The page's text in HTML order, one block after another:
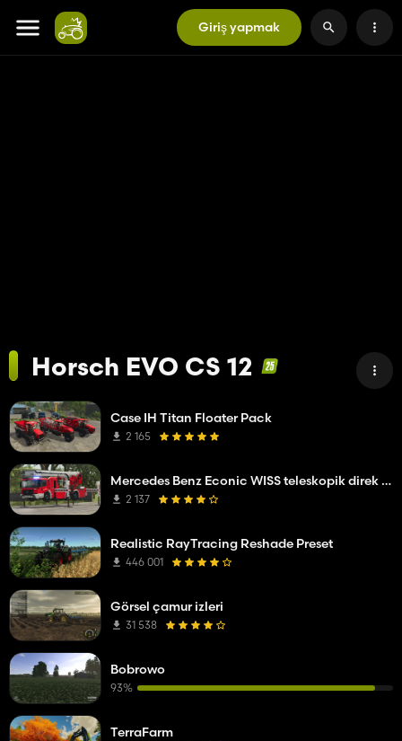
Giriş yapmak
Horsch EVO CS 12
Case IH Titan Floater Pack
2 165
Mercedes Benz Econic WISS teleskopik direk platformu
2 137
Realistic RayTracing Reshade Preset
446 001
Görsel çamur izleri
31 538
Bobrowo
93%
TerraFarm